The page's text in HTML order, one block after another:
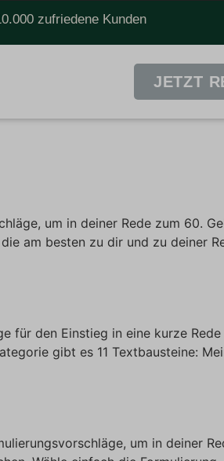
zufriedene Kunden
JETZT
um in deiner Rede zum 60.
am besten zu dir und zu deiner
für den Einstieg in eine kurze
gibt es 11 Textbausteine:
um in deiner